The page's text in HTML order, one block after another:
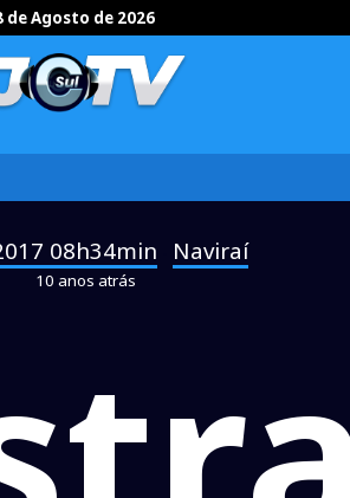
Agosto de 2026
08h34min Naviraí
10 anos atrás